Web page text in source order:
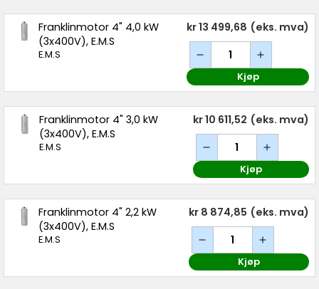
Franklinmotor 4" 4,0 kW
(3x400V), E.M.S
E.M.S
kr 13 499,68 (eks. mva)
Kjøp
Franklinmotor 4" 3,0 kW
(3x400V), E.M.S
E.M.S
kr 10 611,52 (eks. mva)
Kjøp
Franklinmotor 4" 2,2 kW
(3x400V), E.M.S
E.M.S
kr 8 874,85 (eks. mva)
Kjøp